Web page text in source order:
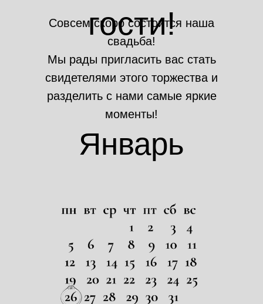
гости!
Совсем скоро состоится наша
свадьба!
Мы рады пригласить вас стать
свидетелями этого торжества и
разделить с нами самые яркие
моменты!
Январь